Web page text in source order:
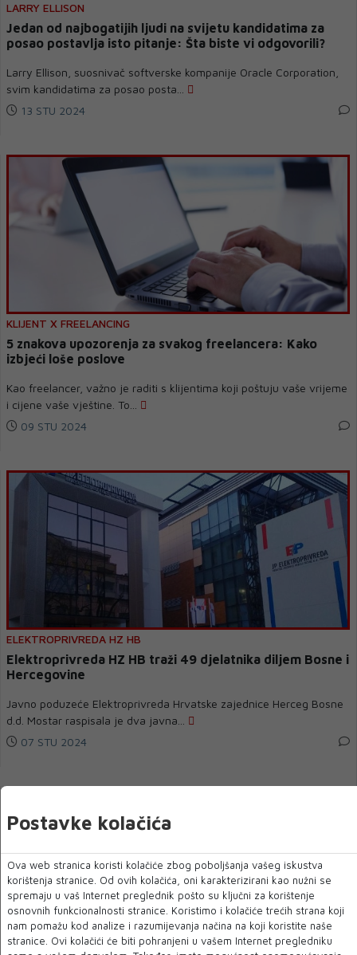
LARRY ELLISON
Jedan od najbogatijih ljudi na svijetu kandidatima za
posao postavlja isto pitanje: Šta biste vi odgovorili?
Larry Ellison, suosnivač softverske kompanije Oracle Corporation,
svim kandidatima za posao posta...
13 STU 2024
KLIJENT X FREELANCING
5 znakova upozorenja za svakog freelancera: Kako
izbjeći loše poslove
Kao freelancer, važno je raditi s klijentima koji poštuju vaše vrijeme
i cijene vaše vještine. To...
09 STU 2024
ELEKTROPRIVREDA HZ HB
Elektroprivreda HZ HB traži 49 djelatnika diljem Bosne i
Hercegovine
Javno poduzeće Elektroprivreda Hrvatske zajednice Herceg Bosne
d.d. Mostar raspisala je dva javna...
07 STU 2024
Postavke kolačića
Ova web stranica koristi kolačiće zbog poboljšanja vašeg iskustva
korištenja stranice. Od ovih kolačića, oni karakterizirani kao nužni se
spremaju u vaš Internet preglednik pošto su ključni za korištenje
osnovnih funkcionalnosti stranice. Koristimo i kolačiće trećih strana koji
nam pomažu kod analize i razumijevanja načina na koji koristite naše
stranice. Ovi kolačići će biti pohranjeni u vašem Internet pregledniku